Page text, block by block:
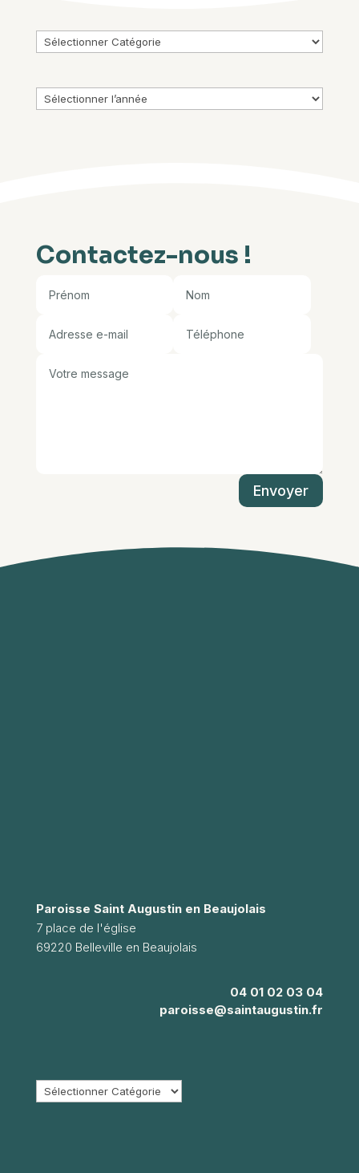
Catégories
Archives
Contactez-nous !
Envoyer
Paroisse Saint Augustin en Beaujolais
7 place de l'église
69220 Belleville en Beaujolais
04 01 02 03 04
paroisse@saintaugustin.fr
Catégories